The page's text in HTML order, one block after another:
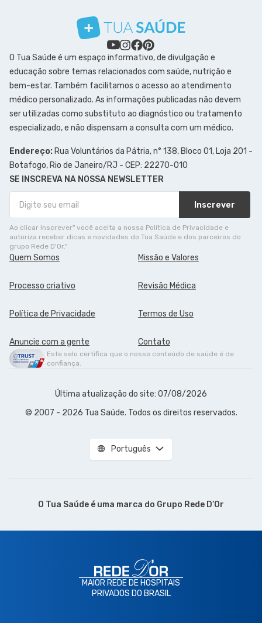
O Tua Saúde é um espaço informativo, de divulgação e
educação sobre temas relacionados com saúde, nutrição e
bem-estar. Também facilitamos o acesso ao atendimento
médico personalizado. As informações publicadas não devem
ser utilizadas como substituto ao diagnóstico ou tratamento
especializado, e não dispensam a consulta com um médico.
Endereço: Rua Voluntários da Pátria, n° 138, Bloco 01, Loja 201 -
Botafogo, Rio de Janeiro/RJ - CEP: 22270-010
SE INSCREVA NA NOSSA NEWSLETTER
Inscrever
Ao clicar Inscrever" você aceita a nossa Política de Privacidade e
autoriza receber dicas e novidades do Tua Saúde e dos parceiros do
grupo Rede D'Or."
Quem Somos Missão e Valores
Processo criativo Revisão Médica
Política de Privacidade Termos de Uso
Anuncie com a gente Contato
Este selo certifica que o nosso conteúdo de saúde é de
confiança.
Última atualização do site: 07/08/2026
© 2007 - 2026 Tua Saúde. Todos os direitos reservados.
Português
O Tua Saúde é uma marca do Grupo Rede D’Or
MAIOR REDE DE HOSPITAIS
PRIVADOS DO BRASIL